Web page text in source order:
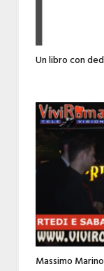
Un libro con
Massimo